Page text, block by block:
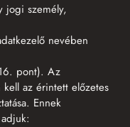
jogi személy,
nevében
pont). Az
az érintett előzetes
Ennek